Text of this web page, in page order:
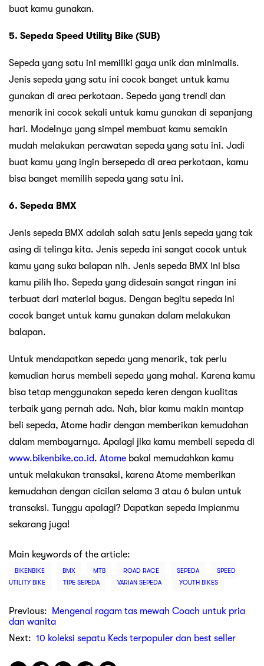
buat kamu gunakan.
5. Sepeda Speed Utility Bike (SUB)
Sepeda yang satu ini memiliki gaya unik dan minimalis.
Jenis sepeda yang satu ini cocok banget untuk kamu
gunakan di area perkotaan. Sepeda yang trendi dan
menarik ini cocok sekali untuk kamu gunakan di sepanjang
hari. Modelnya yang simpel membuat kamu semakin
mudah melakukan perawatan sepeda yang satu ini. Jadi
buat kamu yang ingin bersepeda di area perkotaan, kamu
bisa banget memilih sepeda yang satu ini.
6. Sepeda BMX
Jenis sepeda BMX adalah salah satu jenis sepeda yang tak
asing di telinga kita. Jenis sepeda ini sangat cocok untuk
kamu yang suka balapan nih. Jenis sepeda BMX ini bisa
kamu pilih lho. Sepeda yang didesain sangat ringan ini
terbuat dari material bagus. Dengan begitu sepeda ini
cocok banget untuk kamu gunakan dalam melakukan
balapan.
Untuk mendapatkan sepeda yang menarik, tak perlu
kemudian harus membeli sepeda yang mahal. Karena kamu
bisa tetap menggunakan sepeda keren dengan kualitas
terbaik yang pernah ada. Nah, biar kamu makin mantap
beli sepeda, Atome hadir dengan memberikan kemudahan
dalam membayarnya. Apalagi jika kamu membeli sepeda di
www.bikenbike.co.id. Atome bakal memudahkan kamu
untuk melakukan transaksi, karena Atome memberikan
kemudahan dengan cicilan selama 3 atau 6 bulan untuk
transaksi. Tunggu apalagi? Dapatkan sepeda impianmu
sekarang juga!
Main keywords of the article:
BIKENBIKE BMX MTB ROAD RACE SEPEDA
SPEED
UTILITY BIKE
TIPE SEPEDA VARIAN SEPEDA YOUTH BIKES
Previous:
Mengenal ragam tas mewah Coach untuk pria
dan wanita
Next: 10 koleksi sepatu Keds terpopuler dan best seller